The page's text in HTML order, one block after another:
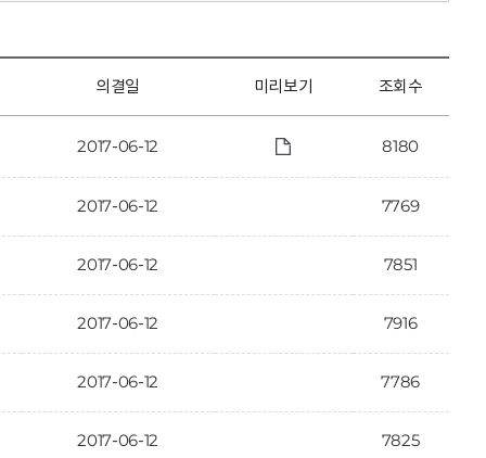
의결일 미리보기 조회수
2017-06-12 8180
2017-06-12 7769
2017-06-12 7851
2017-06-12 7916
2017-06-12 7786
2017-06-12 7825